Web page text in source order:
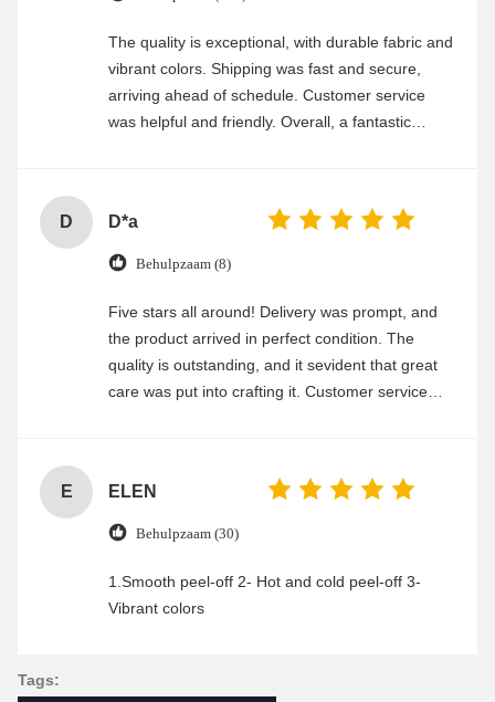
The quality is exceptional, with durable fabric and
vibrant colors. Shipping was fast and secure,
arriving ahead of schedule. Customer service
was helpful and friendly. Overall, a fantastic
D D*a
Behulpzaam (8)
Five stars all around! Delivery was prompt, and
the product arrived in perfect condition. The
quality is outstanding, and it sevident that great
care was put into crafting it. Customer service
E ELEN
Behulpzaam (30)
1.Smooth peel-off 2- Hot and cold peel-off 3-
Vibrant colors
Tags: